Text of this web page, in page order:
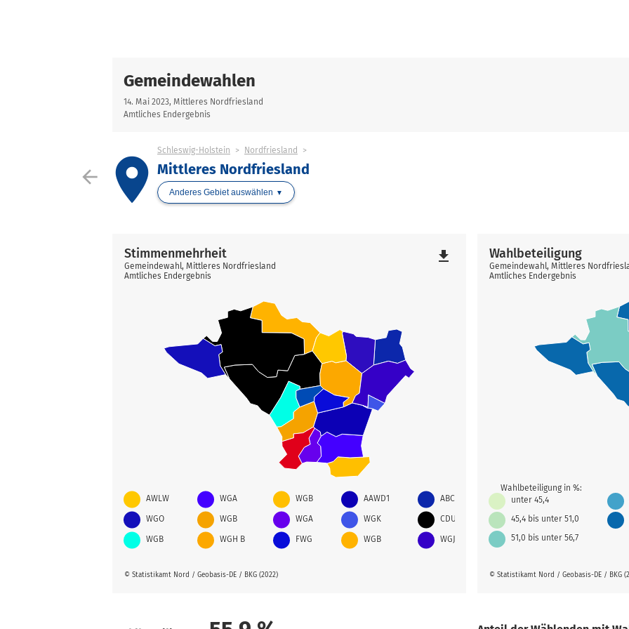
Gemeindewahlen
14. Mai 2023, Mittleres Nordfriesland
Amtliches Endergebnis
arrow_back place
Schleswig-Holstein Nordfriesland
Mittleres Nordfriesland
Anderes Gebiet auswählen
© Statistikamt Nord / Geobasis-DE / BKG (2022)
Stimmenmehrheit
Gemeindewahl, Mittleres Nordfriesland
Amtliches Endergebnis
AWLW
WGO
WGB
WGA
WGB
WGH B
WGB
WGA
FWG
AAWD1
WGK
WGB
ABC-WG
CDU
WGJ
AAGW
SPD
AWGS
file_download
© Statistikamt Nord / Geobasis-DE / BKG
Wahlbeteiligung
Gemeindewahl, Mittleres
Amtliches Endergebnis
Wahlbeteiligung in %:
unter 45,4
45,4 bis unter 51,0
51,0 bis unter 56,7